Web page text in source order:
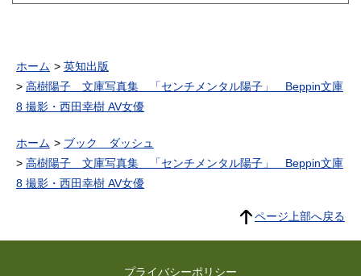
ホーム
英知出版
高樹陽子 文庫写真集 「センチメンタル陽子」 Beppin文庫
8 撮影・西田幸樹 AV女優
ホーム
ブック ダッシュ
高樹陽子 文庫写真集 「センチメンタル陽子」 Beppin文庫
8 撮影・西田幸樹 AV女優
ページ上部へ戻る
プライバシーポリシー